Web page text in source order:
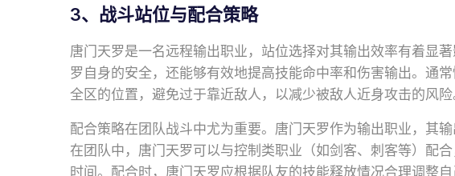
3、战斗站位与配合策略
唐门天罗是一名远程输出职业，站位选择对其输出效率有着显
罗自身的安全，还能够有效地提高技能命中率和伤害输出。通
全区的位置，避免过于靠近敌人，以减少被敌人近身攻击的风险
配合策略在团队战斗中尤为重要。唐门天罗作为输出职业，其
在团队中，唐门天罗可以与控制类职业（如剑客、刺客等）配
时间。配合时，唐门天罗应根据队友的技能释放情况合理调整